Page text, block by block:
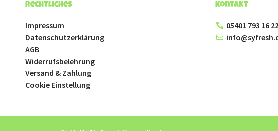
Rechtliches
Impressum
Datenschutzerklärung
AGB
Widerrufsbelehrung
Versand & Zahlung
Cookie Einstellung
Kontakt
05401 793 16